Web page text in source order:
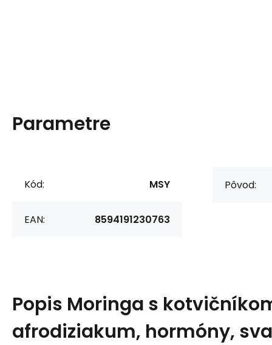
Parametre
Kód: MSY
EAN: 8594191230763
Pôvod:
Popis Moringa s
afrodiziakum, hormóny,